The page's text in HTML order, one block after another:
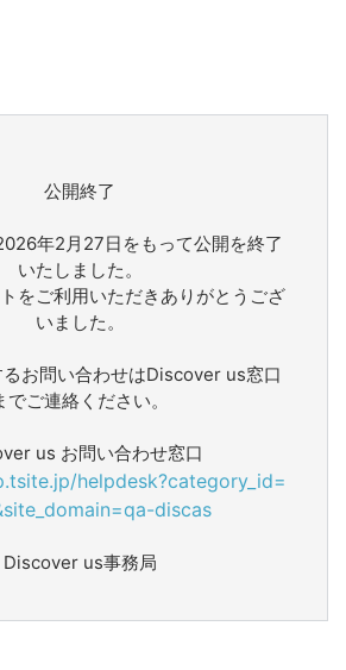
公開終了
年2月27日をもって公開を終了
いたしました。
をご利用いただきありがとうござ
いました。
お問い合わせはDiscover us窓口
でご連絡ください。
us お問い合わせ窓口
helpdesk?category_id=
discas
Discover us事務局